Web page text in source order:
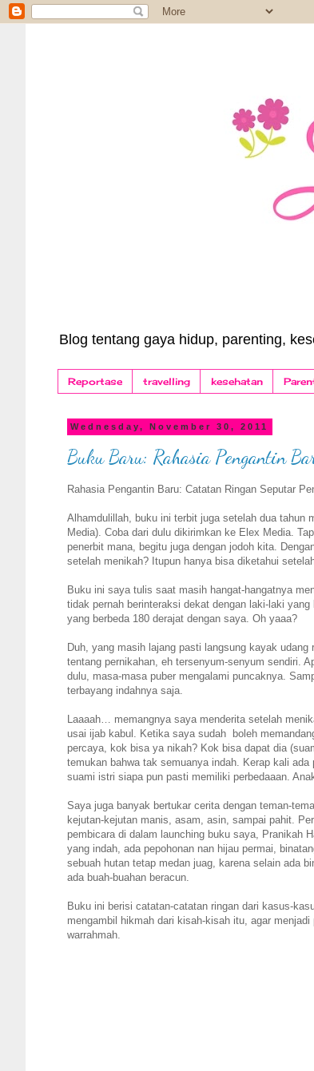
Blog tentang gaya hidup, parenting,
Reportase travelling kesehatan
Wednesday, November 30, 2011
Buku Baru: Rahasia Pengantin
Rahasia Pengantin Baru: Catatan Ringan Seputar
Alhamdulillah, buku ini terbit juga setelah dua tahun
Media). Coba dari dulu dikirimkan ke Elex Media.
penerbit mana, begitu juga dengan jodoh kita.
setelah menikah? Itupun hanya bisa diketahui
Buku ini saya tulis saat masih hangat-hangatnya
tidak pernah berinteraksi dekat dengan laki-laki
yang berbeda 180 derajat dengan saya. Oh yaaa?
Duh, yang masih lajang pasti langsung kayak
tentang pernikahan, eh tersenyum-senyum sendiri.
dulu, masa-masa puber mengalami puncaknya.
terbayang indahnya saja.
Laaaah… memangnya saya menderita setelah
usai ijab kabul. Ketika saya sudah boleh
percaya, kok bisa ya nikah? Kok bisa dapat dia
temukan bahwa tak semuanya indah. Kerap kali
suami istri siapa pun pasti memiliki perbedaaan.
Saya juga banyak bertukar cerita dengan teman-
kejutan-kejutan manis, asam, asin, sampai pahit.
pembicara di dalam launching buku saya, Pranikah
yang indah, ada pepohonan nan hijau permai,
sebuah hutan tetap medan juag, karena selain ada
ada buah-buahan beracun.
Buku ini berisi catatan-catatan ringan dari kasus-
mengambil hikmah dari kisah-kisah itu, agar
warrahmah.